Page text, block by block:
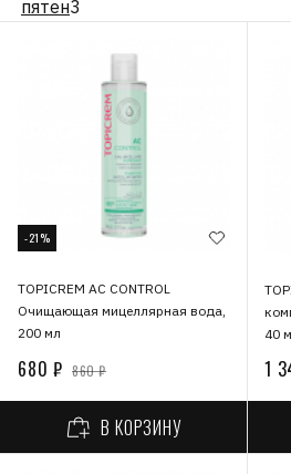
пятен3
-21%
TOPICREM АС CONTROL
Очищающая мицеллярная вода,
200 мл
680 ₽ 860 ₽
В КОРЗИНУ
1